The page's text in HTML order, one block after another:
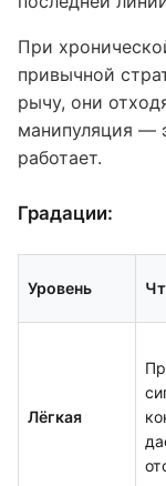
При
привычной
рычу, они
манипуляция —
работает.
Градации:
Уровень
Лёгкая